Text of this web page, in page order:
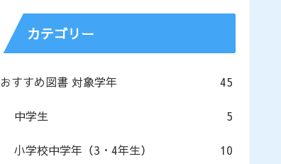
カテゴリー
おすすめ図書 対象学年 45
中学生 5
小学校中学年（3・4年生） 10